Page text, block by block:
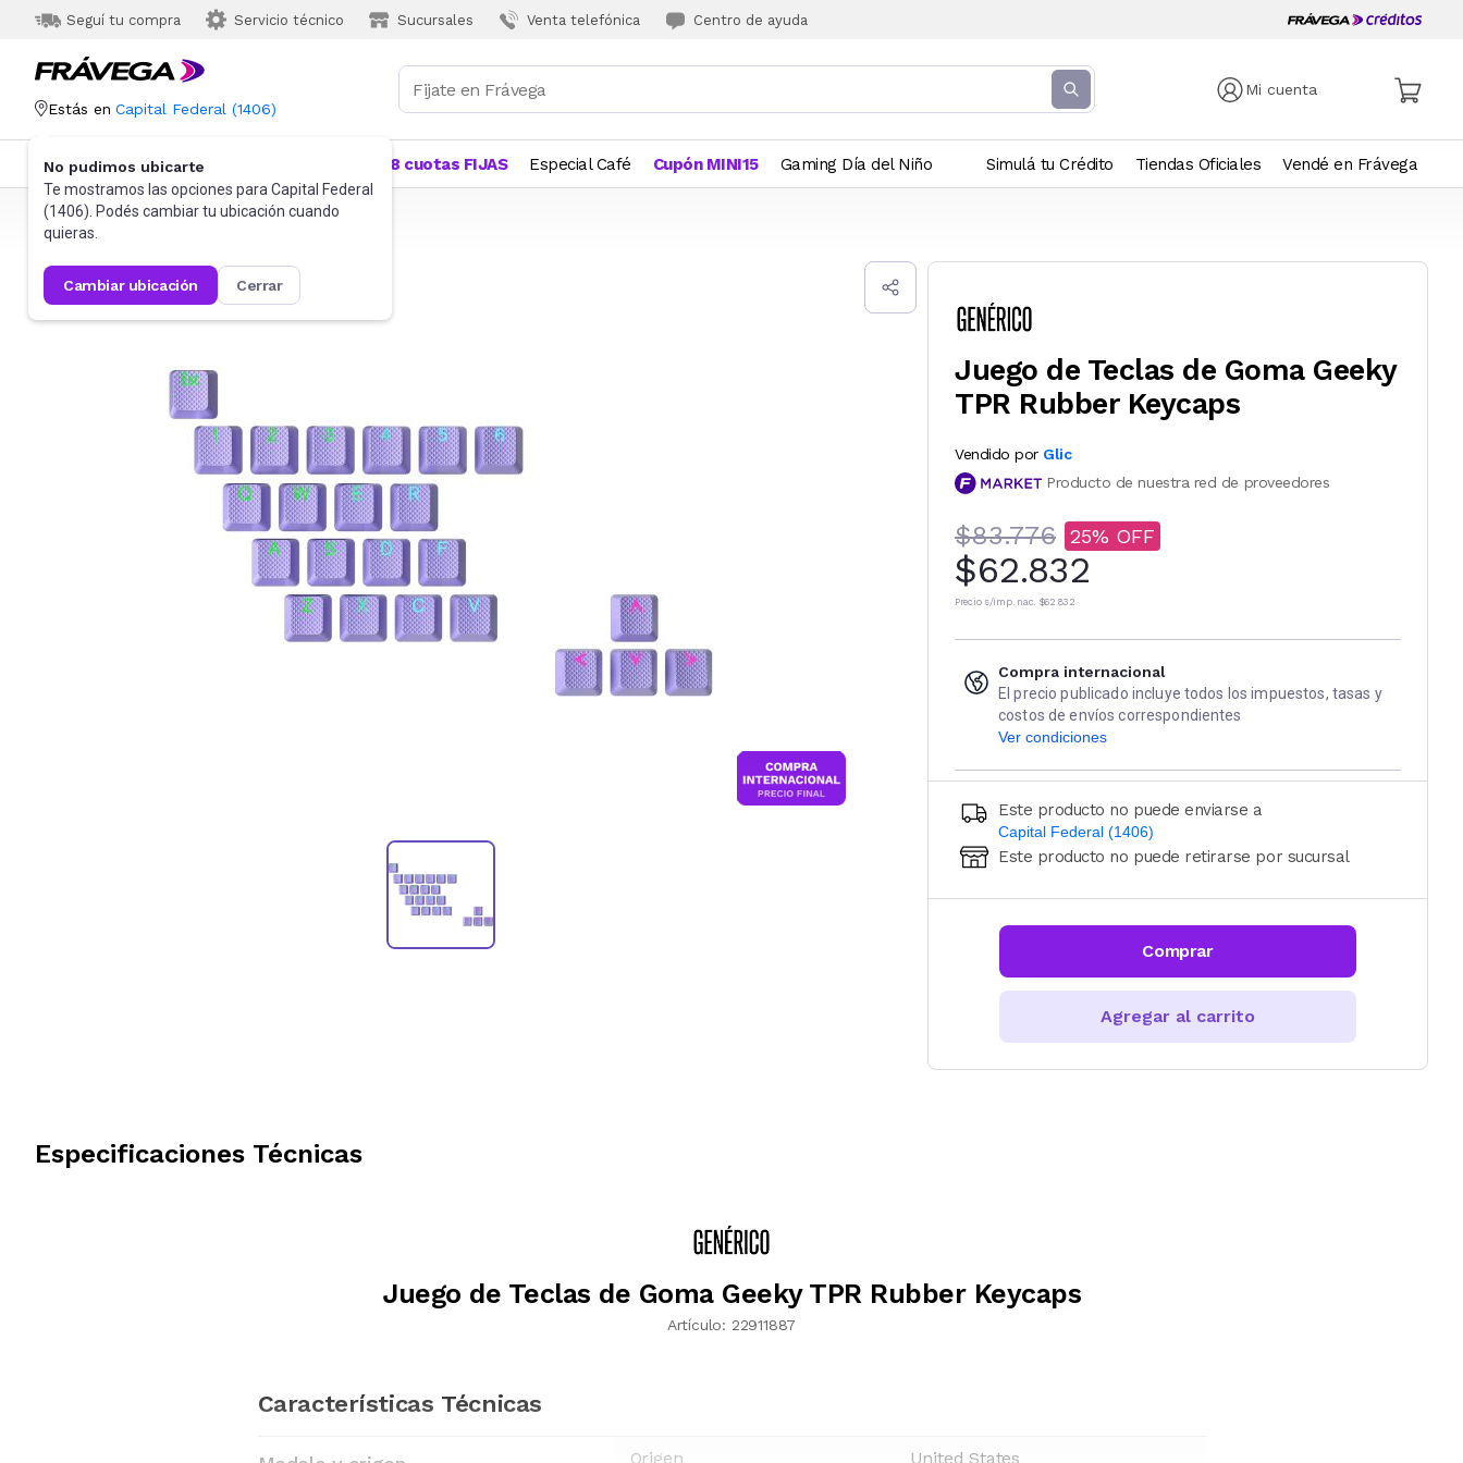
Seguí tu compra Servicio técnico Sucursales Venta telefónica Centro de ayuda
Mi cuenta
Estás en Capital Federal (1406)
No pudimos ubicarte
Te mostramos las opciones para Capital Federal
(1406). Podés cambiar tu ubicación cuando
quieras.
cambiar ubicación cerrar
Categorías Más Vendidos 18 cuotas FIJAS Especial Café Cupón MINI15 Gaming Día del Niño Simulá tu Crédito Tiendas Oficiales Vendé en Frávega
Frávega Videojuegos Accesorios
Juego de Teclas de Goma Geeky
TPR Rubber Keycaps
Vendido por Glic
Producto de nuestra red de proveedores
$83.776 25
$62.832
Precio s/imp. nac. $62.832
Compra internacional
El precio publicado incluye todos los impuestos, tasas y
costos de envíos correspondientes
Ver condiciones
Este producto no puede enviarse a
Capital Federal (1406)
Ingresá código postal (sólo números)
CALCULAR
Este producto no puede retirarse por sucursal
Comprar
Agregar al carrito
Especificaciones Técnicas
Juego de Teclas de Goma Geeky TPR Rubber Keycaps
Artículo: 22911887
Características Técnicas
Origen United States